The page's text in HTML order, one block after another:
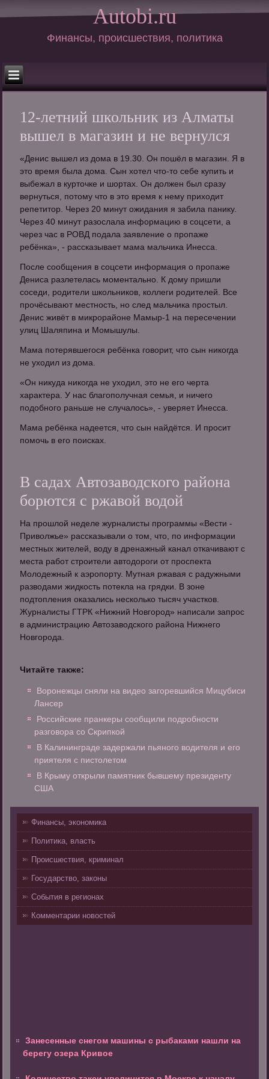
Autobi.ru
Финансы, происшествия, политика
12-летний школьник из Алматы
вышел в магазин и не вернулся
«Денис вышел из дома в 19.30. Он пошёл в магазин. Я в
это время была дома. Сын хотел что-то себе купить и
выбежал в курточке и шортах. Он должен был сразу
вернуться, потому что в это время к нему приходит
репетитор. Через 20 минут ожидания я забила панику.
Через 40 минут разослала информацию в соцсети, а
через час в РОВД подала заявление о пропаже
ребёнка», - рассказывает мама мальчика Инесса.
После сообщения в соцсети информация о пропаже
Дениса разлетелась моментально. К дому пришли
соседи, родители школьников, коллеги родителей. Все
прочёсывают местность, но след мальчика простыл.
Денис живёт в микрорайоне Мамыр-1 на пересечении
улиц Шаляпина и Момышулы.
Мама потерявшегося ребёнка говорит, что сын никогда
не уходил из дома.
«Он никуда никогда не уходил, это не его черта
характера. У нас благополучная семья, и ничего
подобного раньше не случалось», - уверяет Инесса.
Мама ребёнка надеется, что сын найдётся. И просит
помочь в его поисках.
В садах Автозаводского района
борются с ржавой водой
На прошлой неделе журналисты программы «Вести -
Приволжье» рассказывали о том, что, по информации
местных жителей, воду в дренажный канал откачивают с
места работ строители автодороги от проспекта
Молодежный к аэропорту. Мутная ржавая с радужными
разводами жидкость потекла на грядки. В зоне
подтопления оказались несколько тысяч участков.
Журналисты ГТРК «Нижний Новгород» написали запрос
в администрацию Автозаводского района Нижнего
Новгорода.
Читайте также:
Воронежцы сняли на видео загоревшийся Мицубиси
Лансер
Российские пранкеры сообщили подробности
разговора со Скрипкой
В Калининграде задержали пьяного водителя и его
приятеля с пистолетом
В Крыму открыли памятник бывшему президенту
США
Финансы, экономика
Политика, власть
Происшествия, криминал
Государство, законы
События в регионах
Комментарии новостей
Занесенные снегом машины с рыбаками нашли на
берегу озера Кривое